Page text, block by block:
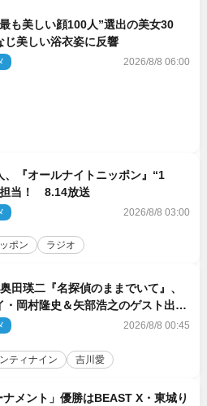
も美しい顔100人”選出の美女30
じ美しい浴衣姿に反響
2026/8/8 06:00
、『オールナイトニッポン』“1
当！ 8.14放送
2026/8/8 03:00
ポン ラジオ
田瑛二『名探偵のままでいて』、
・岡村隆史＆矢部浩之のゲスト出演
2026/8/8 00:45
ティナイン 吉川愛
メント」優勝はBEAST X・東城り